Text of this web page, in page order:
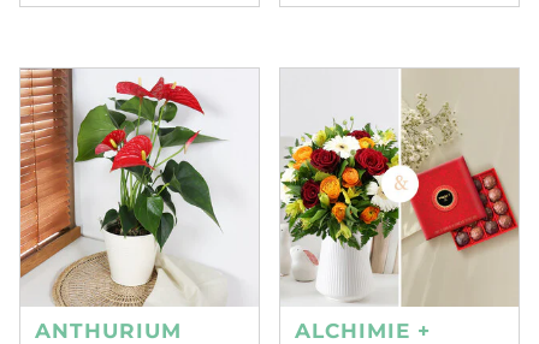
ANTHURIUM
ALCHIMIE +